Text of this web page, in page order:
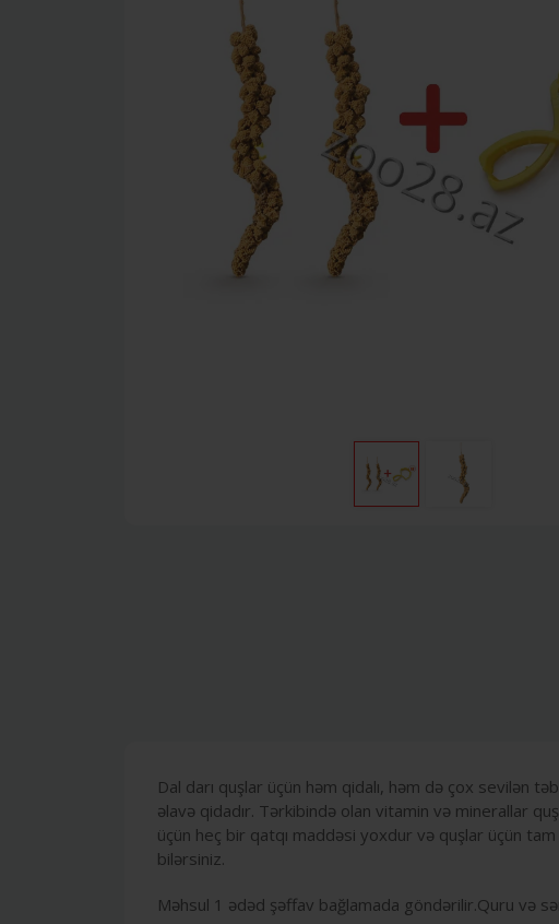
Dal darı quşlar üçün həm qidalı, həm də çox sevilən
əlavə qidadır. Tərkibində olan vitamin və minerallar
üçün heç bir qatqı maddəsi yoxdur və quşlar üçün
bilərsiniz.
Məhsul 1 ədəd şəffav bağlamada göndərilir.Quru və